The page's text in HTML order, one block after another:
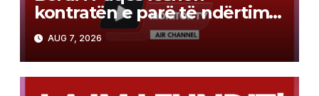
kontratën e parë të ndërtimit
në Gazë
AUG 7, 2026